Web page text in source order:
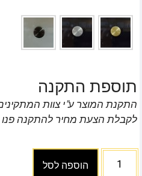
תוספת התקנה
התקנת המוצר ע"י צוות
לקבלת הצעת מחיר להתקנה פנו
הוספה לסל